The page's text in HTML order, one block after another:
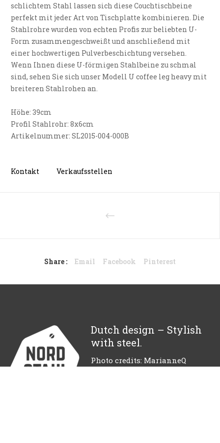
schlichtem Stahl lassen sich diese Couchtischbeine
perfekt mit jeder Art von Tischplatte kombinieren. Die
Stahlrohre wurden von echten Profis zur beliebten U-
Form zusammengeschweißt und anschließend mit
einer hochwertigen Pulverbeschichtung versehen.
Wenn Ihnen diese U-förmigen Stahlbeine zu schmal
sind, sehen Sie sich unser Modell U coffee leg heavy mit
breiteren Stahlrohen an.
Höhe: 39cm
Profil Stahlrohr: 8x6cm
Artikelnummer: SL2015-004-000B
Kontakt Verkaufsstellen
Share : Email Facebook Pinterest
Dutch design – Stylish
with steel.
Photo credits: MarianneQ